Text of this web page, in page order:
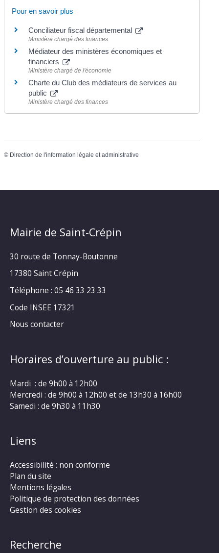
Pour en savoir plus
Conciliateur fiscal départemental
Ministère chargé des finances
Médiateur des ministères économiques et
financiers
Ministère chargé de l'économie
Charte du Club des médiateurs de services au
public
Ministère chargé des finances
© Direction de l'information légale et administrative
Mairie de Saint-Crépin
30 route de Tonnay-Boutonne
17380 Saint Crépin
Téléphone : 05 46 33 23 33
Code INSEE 17321
Nous contacter
Horaires d’ouverture au public :
Mardi : de 9h00 à 12h00
Mercredi : de 9h00 à 12h00 et de 13h30 à 16h00
Samedi : de 9h30 à 11h30
Liens
Accessibilité : non conforme
Plan du site
Mentions légales
Politique de protection des données
Gestion des cookies
Recherche